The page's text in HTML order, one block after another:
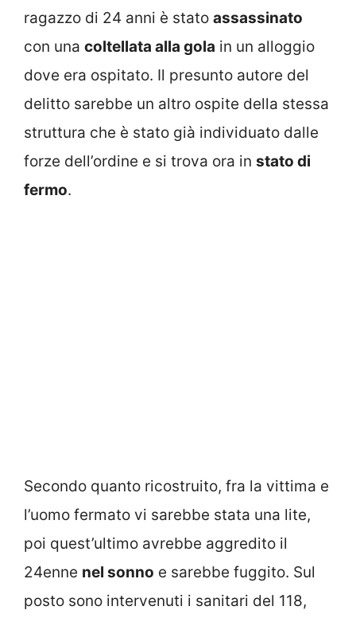
ragazzo di 24 anni è stato assassinato
con una coltellata alla gola in un alloggio
dove era ospitato. Il presunto autore del
delitto sarebbe un altro ospite della stessa
struttura che è stato già individuato dalle
forze dell’ordine e si trova ora in stato di
fermo.
Secondo quanto ricostruito, fra la vittima e
l’uomo fermato vi sarebbe stata una lite,
poi quest’ultimo avrebbe aggredito il
24enne nel sonno e sarebbe fuggito. Sul
posto sono intervenuti i sanitari del 118,